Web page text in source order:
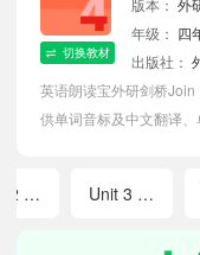
切换教材
版本： 外
年级： 四
出版社：
英语朗读宝外研剑桥
供单词音标及中文翻译、
Unit 2 All year round Unit 3 That's my room